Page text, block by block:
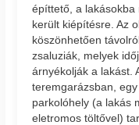
építtető, a
került kiépítésre. Az
köszönhetően
zsaluziák, melyek
árnyékolják a lakást.
teremgarázsban,
parkolóhely (a lakás
eletromos töltővel)